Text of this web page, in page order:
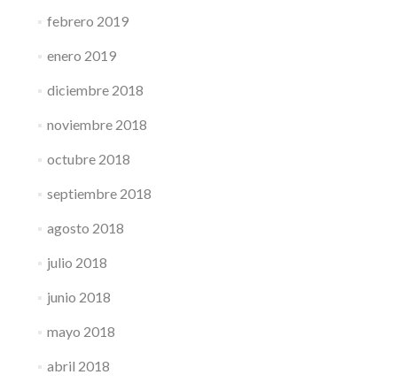
febrero 2019
enero 2019
diciembre 2018
noviembre 2018
octubre 2018
septiembre 2018
agosto 2018
julio 2018
junio 2018
mayo 2018
abril 2018